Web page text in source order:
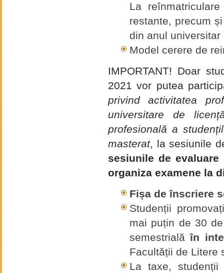
La
restante, precum
din anul
Model cerere de
IMPORTANT! Doar
2021 vor putea
privind activitatea
universitare de
profesională a
masterat, la sesiunile
sesiunile de evaluare
organiza examene la
Fișa de înscriere
Studenții
mai puțin de 30
semestrialăîn
Facultății de Litere
La taxe,